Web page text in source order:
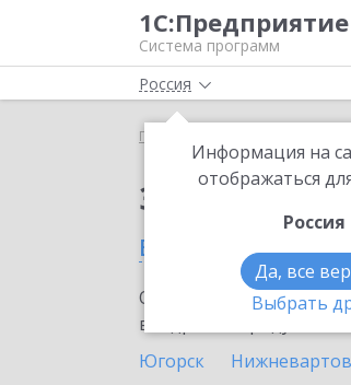
Система программ
Россия
Информация на
отображаться
Россия
Да, все
Выбрать
Главная
Заказать
в Ноябрьске
Ознакомьтесь с
внедрение продукта.
Югорск